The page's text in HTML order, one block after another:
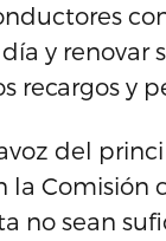
y renovar
recargos y
del
la
no sean